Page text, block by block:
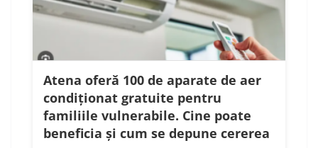
Atena oferă 100 de aparate de aer
condiționat gratuite pentru
familiile vulnerabile. Cine poate
beneficia și cum se depune cererea